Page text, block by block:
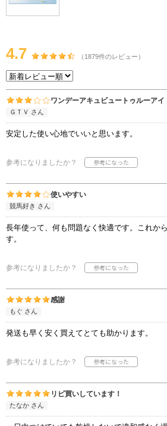
4.7 （1879件のレビュー）
ワンデーアキュビュートゥルーア
ＧＴＶ さん
安定した使い心地でいいと思います。
参考になりましたか？
使いやすい
競馬好き さん
長年使って、何も問題なく快適です。これか
す。
参考になりましたか？
感謝
もぐ さん
発送も早く安く買えてとても助かります。
参考になりましたか？
リピ買いしています！
たなか さん